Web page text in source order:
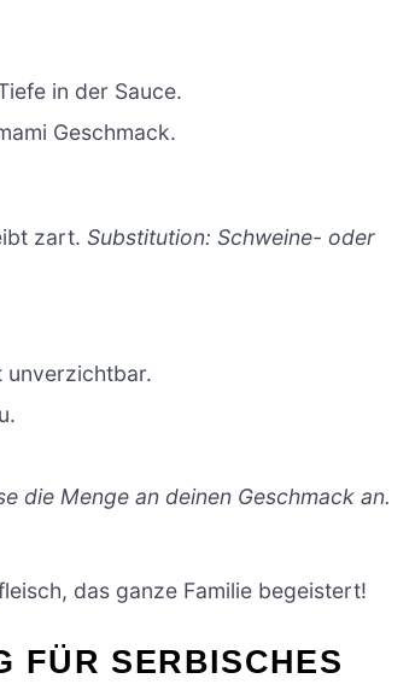
in der Sauce.
Geschmack.
zart.Substitution: Schweine- oder
unverzichtbar.
die Menge an deinen Geschmack an.
das ganze Familie begeistert!
FÜR SERBISCHES